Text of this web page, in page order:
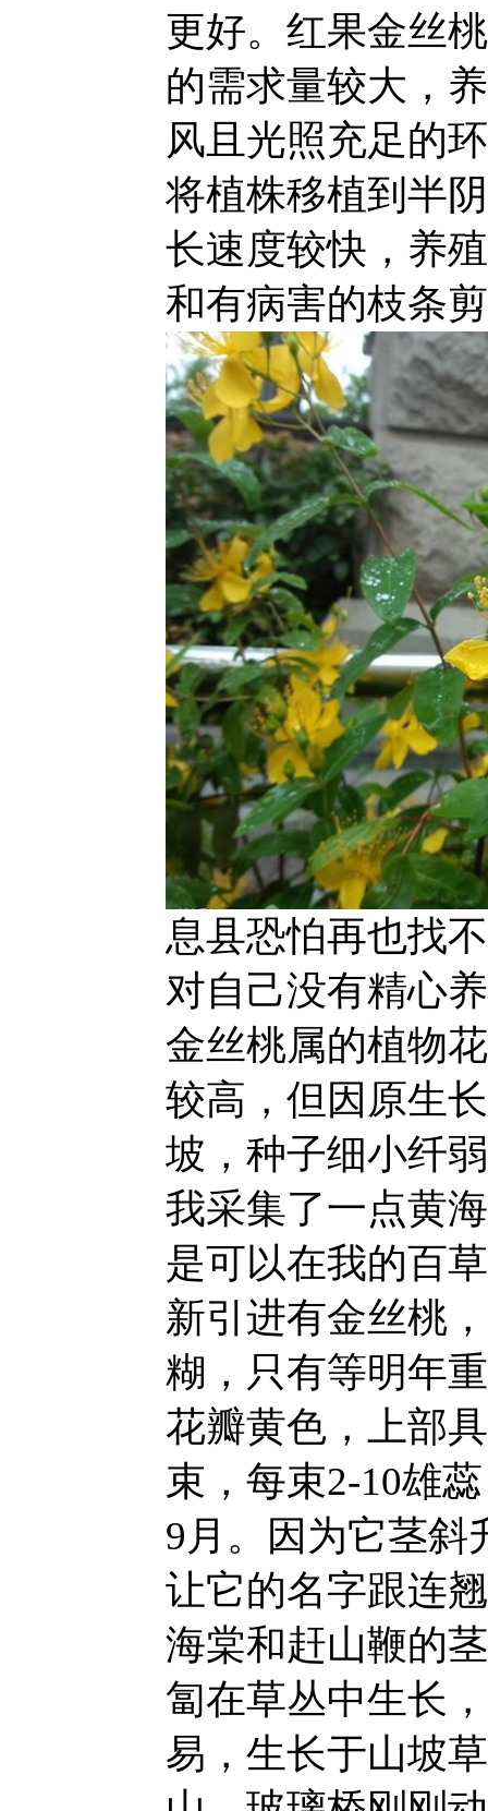
更好。红果金丝
的需求量较大，
风且光照充足的
将植株移植到半
长速度较快，养
和有病害的枝条
息县恐怕再也找
对自己没有精心
金丝桃属的植物
较高，但因原生
坡，种子细小纤
我采集了一点黄
是可以在我的百
新引进有金丝桃
糊，只有等明年
花瓣黄色，上部
束，每束2-10雄
9月。因为它茎斜
让它的名字跟连
海棠和赶山鞭的
匐在草丛中生长
易，生长于山坡